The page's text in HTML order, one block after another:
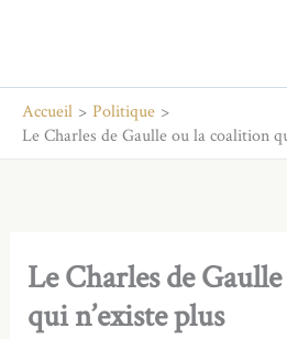
Accueil
Politique
Le Charles de Gaulle ou la coalition
Le Charles de
qui n’existe plus